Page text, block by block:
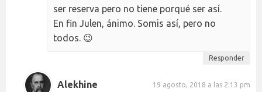
ser reserva pero no tiene porqué ser así.
En fin Julen, ánimo. Somis así, pero no
todos. 😉
Responder
Alekhine 19 agosto, 2018 a las 2:13 pm